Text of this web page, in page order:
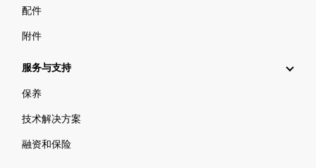
配件
附件
服务与支持
保养
技术解决方案
融资和保险